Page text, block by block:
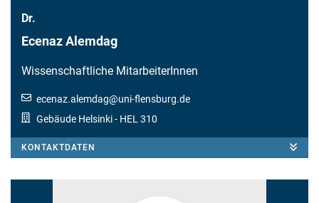
Dr.
Ecenaz Alemdag
Wissenschaftliche MitarbeiterInnen
ecenaz.alemdag@uni-flensburg.de
Gebäude Helsinki- HEL 310
KONTAKTDATEN